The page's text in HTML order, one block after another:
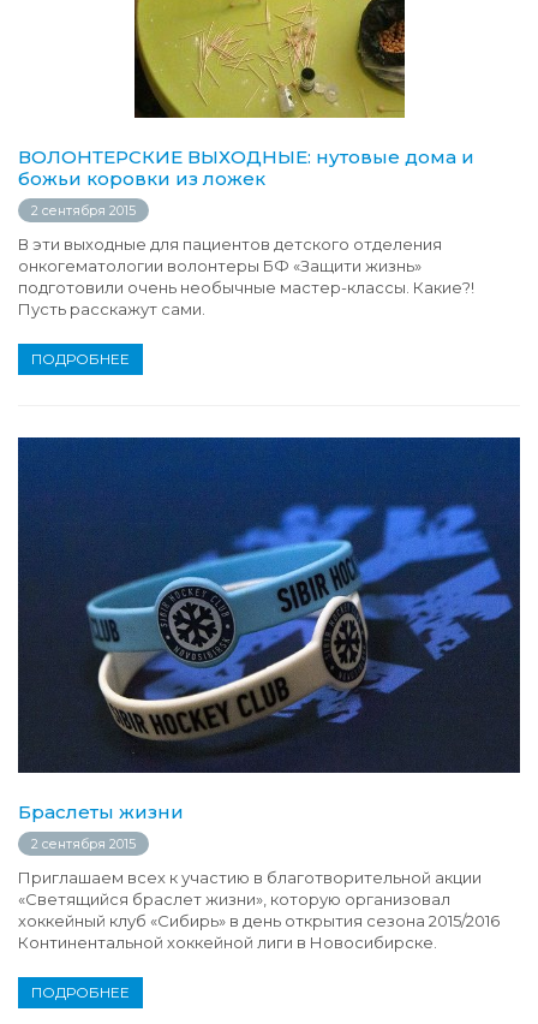
ВОЛОНТЕРСКИЕ ВЫХОДНЫЕ: нутовые дома и
божьи коровки из ложек
2 сентября 2015
В эти выходные для пациентов детского отделения
онкогематологии волонтеры БФ «Защити жизнь»
подготовили очень необычные мастер-классы. Какие?!
Пусть расскажут сами.
ПОДРОБНЕЕ
Браслеты жизни
2 сентября 2015
Приглашаем всех к участию в благотворительной акции
«Светящийся браслет жизни», которую организовал
хоккейный клуб «Сибирь» в день открытия сезона 2015/2016
Континентальной хоккейной лиги в Новосибирске.
ПОДРОБНЕЕ